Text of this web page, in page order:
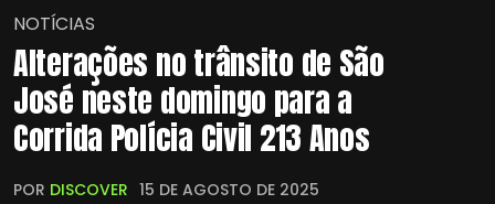
NOTÍCIAS
Alterações no trânsito de São
José neste domingo para a
Corrida Polícia Civil 213 Anos
POR DISCOVER 15 DE AGOSTO DE 2025